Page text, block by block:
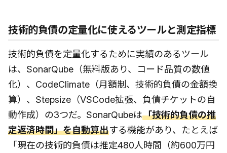
技術的負債の定量化に使えるツールと測定指標
技術的負債を定量化するために実績のあるツール
は、SonarQube（無料版あり、コード品質の数値
化）、CodeClimate（月額制、技術的負債の金額換
算）、Stepsize（VSCode拡張、負債チケットの自
動作成）の3つだ。SonarQubeは「技術的負債の推
定返済時間」を自動算出する機能があり、たとえば
「現在の技術的負債は推定480人時間（約600万円